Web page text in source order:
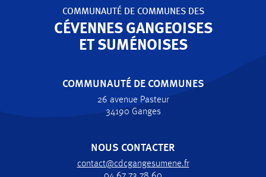
COMMUNAUTÉ DE COMMUNESDES
CÉVENNES GANGEOISES
ET SUMÉNOISES
COMMUNAUTÉ DE COMMUNES
26 avenue Pasteur
34190 Ganges
NOUS CONTACTER
contact@cdcgangesumene.fr